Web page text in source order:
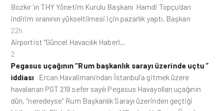
Bozkır ‘ın THY Yönetim Kurulu Başkanı Hamdi Topçu’dan
indirim oranının yükseltilmesi için pazarlık yaptı. Başkan
22h
Airportist “Güncel Havacılık Haberl…
2
Pegasus uçağının “Rum başkanlık sarayı üzerinde uçtu ”
iddiası
Ercan Havalimanı’ndan İstanbul’a gitmek üzere
havalanan PGT 219 sefer sayılı Pegasus Havayolları uçağının
dün, “neredeyse” Rum Başkanlık Sarayı üzerinden geçtiği